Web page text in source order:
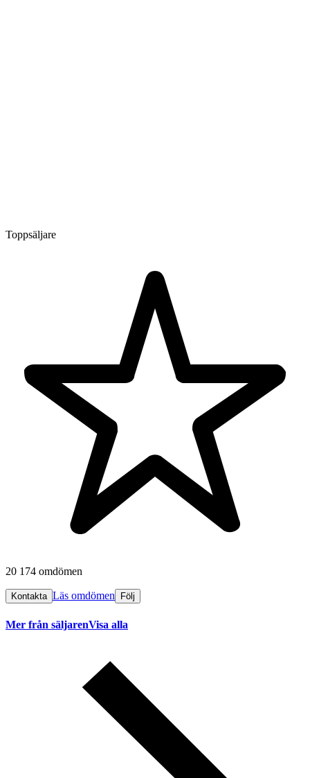
Toppsäljare
20 174 omdömen
Kontakta Läs omdömen Följ
Mer från säljarenVisa alla